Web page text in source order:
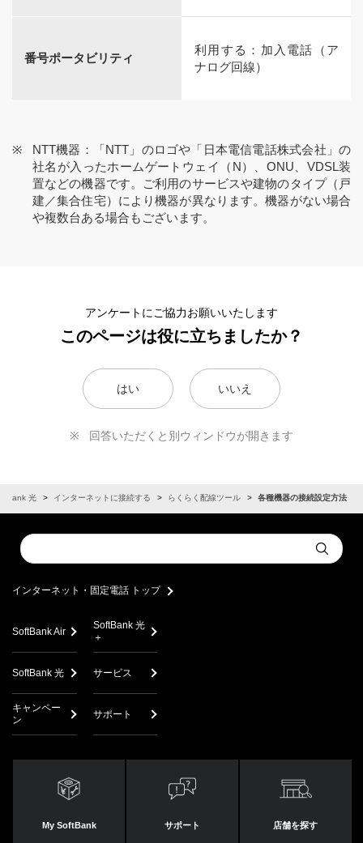
番号ポータビリティ
利用する：加入電話（ア
ナログ回線）
NTT機器：「NTT」のロゴや「日本電信電話株式会社」の
社名が入ったホームゲートウェイ（N）、ONU、VDSL装
置などの機器です。ご利用のサービスや建物のタイプ（戸
建／集合住宅）により機器が異なります。機器がない場合
や複数台ある場合もございます。
アンケートにご協力お願いいたします
このページは役に立ちましたか？
はい いいえ
回答いただくと別ウィンドウが開きます
光 インターネットに接続する らくらく配線ツール 各種機器の接続設定方法
Conduct
a
Submit
インターネット・固定電話 トップ
SoftBank Air
SoftBank 光
＋
SoftBank 光 サービス
キャンペー
ン
サポート
My SoftBank サポート 店舗を探す